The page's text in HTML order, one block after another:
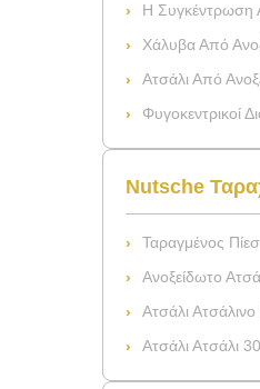
Η Συγκέντρωση
Χάλυβα Από Ανοξείδωτο
Ατσάλι Από Ανοξείδωτο
Φυγοκεντρικοί
Nutsche
Ταραγμένος Πίεση
Ανοξείδωτο Ατσάλι
Ατσάλι Ατσάλινο 304/316
Ατσάλι Ατσάλι 304/